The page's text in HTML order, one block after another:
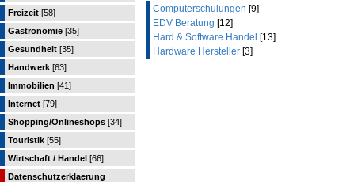
Freizeit [58]
Gastronomie [35]
Gesundheit [35]
Handwerk [63]
Immobilien [41]
Internet [79]
Shopping/Onlineshops [34]
Touristik [55]
Wirtschaft / Handel [66]
Datenschutzerklaerung
Computerschulungen [9]
EDV Beratung [12]
Hard & Software Handel [13]
Hardware Hersteller [3]